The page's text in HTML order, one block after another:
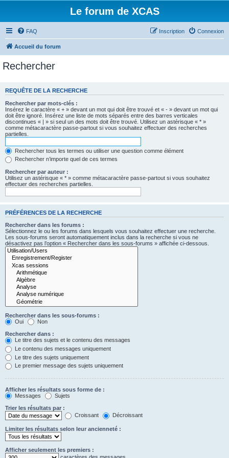
Le forum de XCAS
FAQ Connexion
Inscription
Accueil du forum
Rechercher
REQUÊTE DE LA RECHERCHE
Rechercher par mots-clés :
Insérez le caractère « + » devant un mot qui doit être trouvé et « - » devant un mot qui
doit être ignoré. Insérez une liste de mots séparés entre des barres verticales
discontinues « | » si seul un des mots doit être trouvé. Utilisez un astérisque « * »
comme métacaractère passe-partout si vous souhaitez effectuer des recherches
partielles.
Rechercher tous les termes ou utiliser une question comme élément
Rechercher n’importe quel de ces termes
Rechercher par auteur :
Utilisez un astérisque « * » comme métacaractère passe-partout si vous souhaitez
effectuer des recherches partielles.
PRÉFÉRENCES DE LA RECHERCHE
Rechercher dans les forums :
Sélectionnez le ou les forums dans lesquels vous souhaitez effectuer une recherche.
Les sous-forums seront automatiquement inclus dans la recherche si vous ne
désactivez pas l’option « Rechercher dans les sous-forums » affichée ci-dessous.
Rechercher dans les sous-forums :
Oui
Non
Rechercher dans :
Le titre des sujets et le contenu des messages
Le contenu des messages uniquement
Le titre des sujets uniquement
Le premier message des sujets uniquement
Afficher les résultats sous forme de :
Messages
Sujets
Trier les résultats par :
Croissant
Décroissant
Limiter les résultats selon leur ancienneté :
Afficher seulement les premiers :